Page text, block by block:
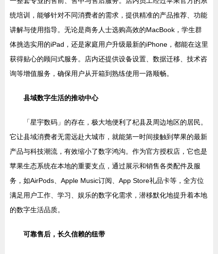
统培训，能够针对不同消费者的需求，提供精准的产品推荐、功能
讲解与使用指导。无论是商务人士选购高效的MacBook，学生群
体挑选实用的iPad，还是家庭用户升级最新的iPhone，都能在这里
获得贴心的顾问式服务。店内还提供设备设置、数据迁移、技术咨
询等增值服务，确保用户从开箱到熟练使用一路顺畅。
县域数字生活的推动中心
「星宇数码」的存在，极大地便利了杞县及周边地区的居民。
它让县域消费者无需远赴大城市，就能第一时间接触到苹果的最新
产品与科技潮流，有效缩小了数字鸿沟。作为官方授权店，它也是
苹果生态系统在本地的重要支点，通过展示和销售各类配件及服
务，如AirPods、Apple Music订阅、App Store礼品卡等，全方位
满足用户工作、学习、娱乐的数字化需求，潜移默化地提升着本地
的数字生活品质。
可靠售后，长久信赖的纽带